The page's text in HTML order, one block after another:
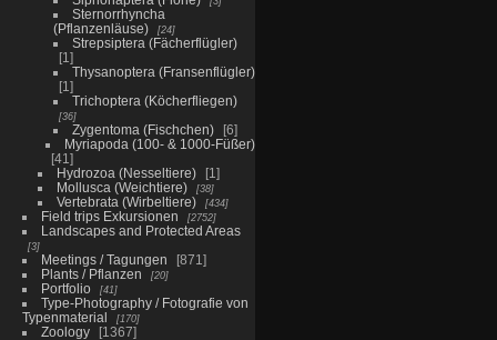
Sternorrhyncha
(Pflanzenläuse)
24
Strepsiptera (Fächerflügler)
1
Thysanoptera (Fransenflügler)
1
Trichoptera (Köcherfliegen)
36
Zygentoma (Fischchen)
6
Myriapoda (100- & 1000-Füßer)
41
Hydrozoa (Nesseltiere)
1
Mollusca (Weichtiere)
38
Vertebrata (Wirbeltiere) 434
Field trips Exkursionen 2752
Landscapes and Protected Areas
3
Meetings / Tagungen
871
Plants / Pflanzen
20
Portfolio 41
Type-Photography / Fotografie von
Typenmaterial
170
Zoology
1367